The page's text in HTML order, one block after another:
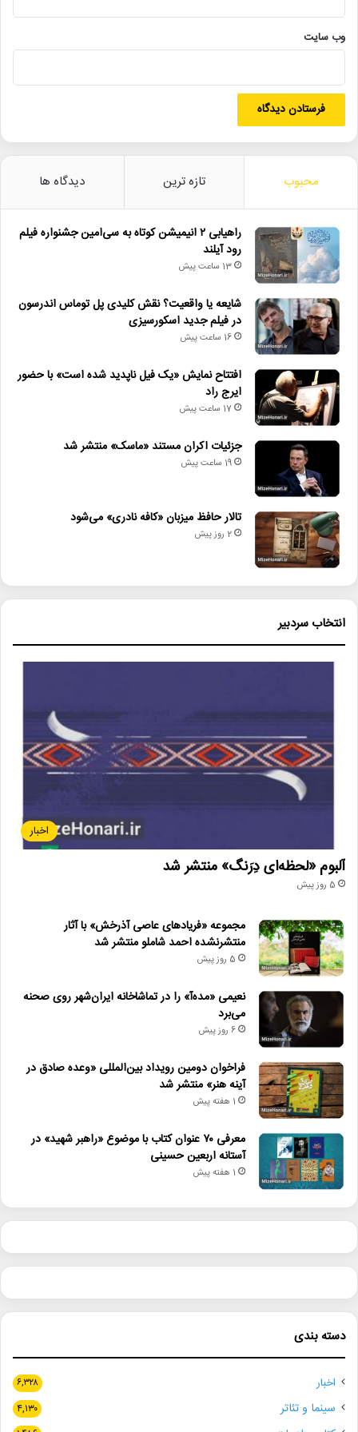
لینک خبر
• مجله هنری
• راهیابی ۲ انیمیشن کوتاه به سی‌امین جشنواره فیلم رود آیلند
• شایعه یا واقعیت؟ نقش کلیدی پل توماس اندرسون در فیلم جدید
• افتتاح نمایش «یک فیل ناپدید شده است» با حضور ایرج راد
• جزئیات اکران مستند «ماسک» منتشر شد
• تالار حافظ میزبان «کافه نادری» می‌شود
• نمایش ۲ فیلم در «پاتوق مستند»
ابراهیم_حسن_بیگی
پشت_صحنه_نوشتن
داستان_نویسی
وب‌ سایت
محبوب تازه ترین دیدگاه ها
راهیابی ۲ انیمیشن کوتاه به سی‌امین جشنواره فیلم
رود آیلند
13 ساعت پیش
شایعه یا واقعیت؟ نقش کلیدی پل توماس اندرسون
در فیلم جدید اسکورسیزی
16 ساعت پیش
افتتاح نمایش «یک فیل ناپدید شده است» با حضور
ایرج راد
17 ساعت پیش
جزئیات اکران مستند «ماسک» منتشر شد
19 ساعت پیش
تالار حافظ میزبان «کافه نادری» می‌شود
2 روز پیش
انتخاب سردبیر
اخبار
آلبوم «لحظه‌ای دِرَنگ» منتشر شد
5 روز پیش
مجموعه «فریادهای عاصی آذرخش» با آثار
منتشرنشده احمد شاملو منتشر شد
5 روز پیش
نعیمی «مده‌آ» را در تماشاخانه ایران‌شهر روی صحنه
می‌برد
6 روز پیش
فراخوان دومین رویداد بین‌المللی «وعده صادق در
آینه هنر» منتشر شد
1 هفته پیش
معرفی ۷۰ عنوان کتاب با موضوع «راهبر شهید» در
آستانه اربعین حسینی
1 هفته پیش
دسته بندی
اخبار ۶,۳۲۸
سینما و تئاتر ۴,۱۳۰